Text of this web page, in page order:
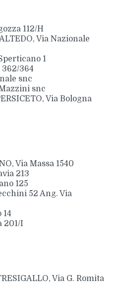
112/H
Via Nazionale
1
362/364
snc
snc
Via Bologna
Via Massa 1540
213
125
52 Ang. Via
14
201/I
Via G. Romita